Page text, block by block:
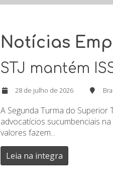
Notícias
STJ mantém
28 de julho de 2026
A Segunda Turma do Superior
advocatícios sucumbenciais
valores fazem...
Leia na integra